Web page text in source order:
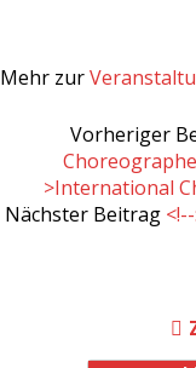
Mehr zur
Vorheriger
>International
Nächster Beitrag